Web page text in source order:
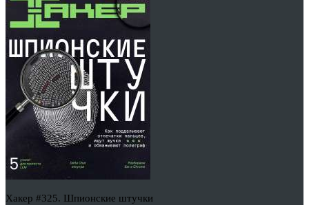
Хакер #325. Шпионские штучки